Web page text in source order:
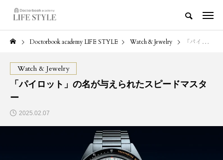
Doctorbook academy LIFE STYLE Watch & Jewelry 「パイロット」の名が与えられたスピードマスター
Watch & Jewelry
「パイロット」の名が与えられたスピードマスタ
ー
2025.02.07